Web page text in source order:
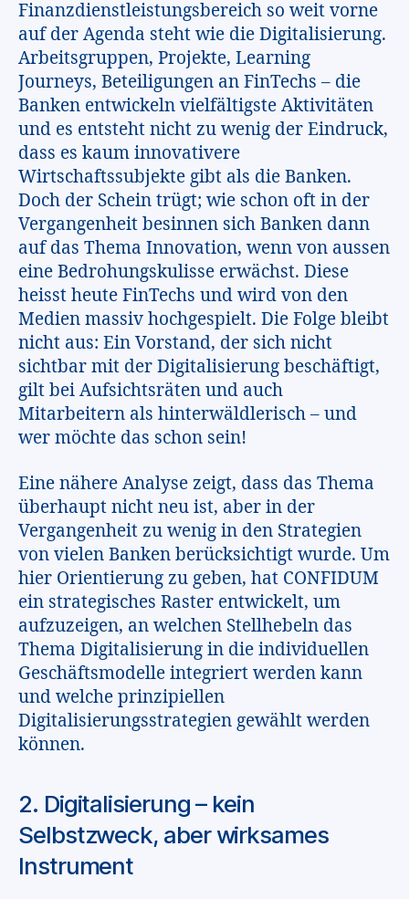
Finanzdienstleistungsbereich so weit vorne
auf der Agenda steht wie die Digitalisierung.
Arbeitsgruppen, Projekte, Learning
Journeys, Beteiligungen an FinTechs – die
Banken entwickeln vielfältigste Aktivitäten
und es entsteht nicht zu wenig der Eindruck,
dass es kaum innovativere
Wirtschaftssubjekte gibt als die Banken.
Doch der Schein trügt; wie schon oft in der
Vergangenheit besinnen sich Banken dann
auf das Thema Innovation, wenn von aussen
eine Bedrohungskulisse erwächst. Diese
heisst heute FinTechs und wird von den
Medien massiv hochgespielt. Die Folge bleibt
nicht aus: Ein Vorstand, der sich nicht
sichtbar mit der Digitalisierung beschäftigt,
gilt bei Aufsichtsräten und auch
Mitarbeitern als hinterwäldlerisch – und
wer möchte das schon sein!
Eine nähere Analyse zeigt, dass das Thema
überhaupt nicht neu ist, aber in der
Vergangenheit zu wenig in den Strategien
von vielen Banken berücksichtigt wurde. Um
hier Orientierung zu geben, hat CONFIDUM
ein strategisches Raster entwickelt, um
aufzuzeigen, an welchen Stellhebeln das
Thema Digitalisierung in die individuellen
Geschäftsmodelle integriert werden kann
und welche prinzipiellen
Digitalisierungsstrategien gewählt werden
können.
2. Digitalisierung – kein
Selbstzweck, aber wirksames
Instrument